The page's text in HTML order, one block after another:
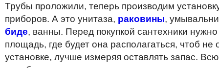
Трубы проложили, теперь производим
приборов. А это унитаза, раковины,
биде, ванны. Перед покупкой сантехники
площадь, где будет она располагаться, чтоб не
установке, лучше измеряя оставлять запас.